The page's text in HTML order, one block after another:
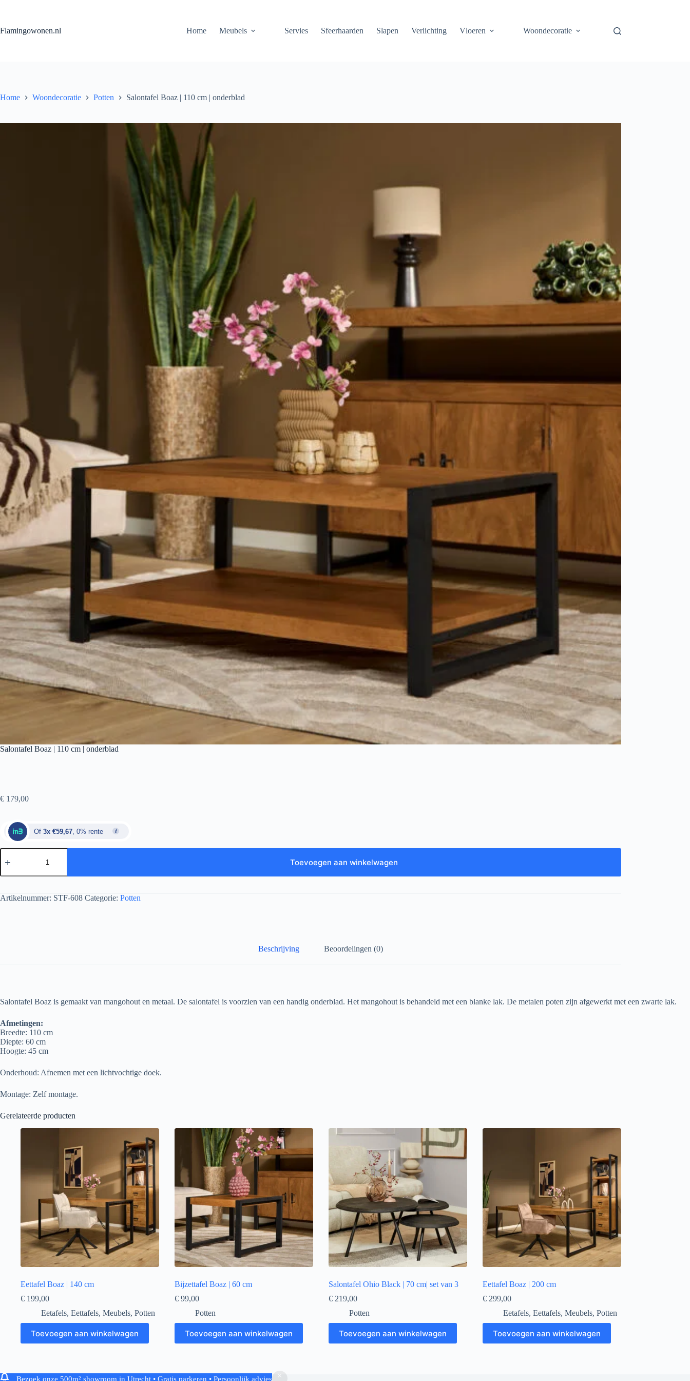
Bezoek onze 500m² showroom in Utrecht • Gratis parkeren • Persoonlijk advies
Flamingowonen.nl Home Meubels Servies Sfeerhaarden Slapen Verlichting Vloeren Woondecoratie
Home Woondecoratie Potten Salontafel Boaz | 110 cm | onderblad
Salontafel Boaz | 110 cm | onderblad
€ 179,00
Of 3x €59,67 , 0% rente
Toevoegen aan winkelwagen
Artikelnummer: STF-608 Categorie: Potten
Beschrijving Beoordelingen (0)
Salontafel Boaz is gemaakt van mangohout en metaal. De salontafel is voorzien van een handig onderblad. Het mangohout is behandeld met een blanke lak. De metalen poten zijn afgewerkt met een zwarte lak.
Afmetingen:
Breedte: 110 cm
Diepte: 60 cm
Hoogte: 45 cm
Onderhoud: Afnemen met een lichtvochtige doek.
Montage: Zelf montage.
Gerelateerde producten
Eettafel Boaz | 140 cm
€ 199,00
Eetafels, Eettafels, Meubels, Potten
Toevoegen aan winkelwagen
Bijzettafel Boaz | 60 cm
€99,00
Potten
Toevoegen aan winkelwagen
Salontafel Ohio Black | 70 cm| set van 3
€219,00
Potten
Toevoegen aan winkelwagen
Eettafel Boaz | 200 cm
€299,00
Eetafels, Eettafels, Meubels, Potten
Toevoegen aan winkelwagen
Copyright © 2026 - WordPress thema doorCreativeThemes